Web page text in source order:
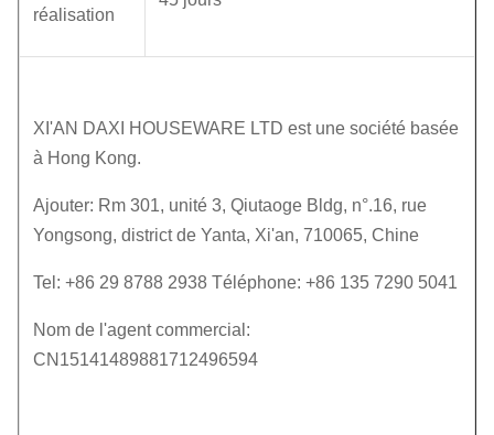
réalisation
XI'AN DAXI HOUSEWARE LTD est une société basée
à Hong Kong.
Ajouter: Rm 301, unité 3, Qiutaoge Bldg, n°.16, rue
Yongsong, district de Yanta, Xi'an, 710065, Chine
Tel: +86 29 8788 2938 Téléphone: +86 135 7290 5041
Nom de l'agent commercial:
CN15141489881712496594